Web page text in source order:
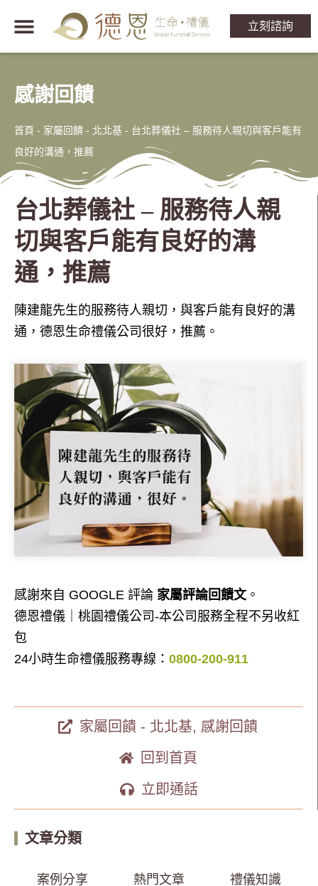
立刻諮詢
感謝回饋
首頁 - 家屬回饋 - 北北基 - 台北葬儀社 – 服務待人親切與客戶能有
良好的溝通，推薦
台北葬儀社 – 服務待人親
切與客戶能有良好的溝
通，推薦
陳建龍先生的服務待人親切，與客戶能有良好的溝
通，德恩生命禮儀公司很好，推薦。
感謝來自 GOOGLE 評論 家屬評論回饋文。
德恩禮儀｜桃園禮儀公司-本公司服務全程不另收紅
包
24小時生命禮儀服務專線： 0800-200-911
家屬回饋 - 北北基, 感謝回饋
回到首頁
立即通話
文章分類
案例分享 熱門文章 禮儀知識